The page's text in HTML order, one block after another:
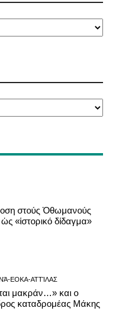
στούς Ὀθωμανούς
«ἱστορικό δίδαγμα»
ΕΟΚΑ-ΑΤΤΊΛΑΣ
μακράν…» και ο
καταδρομέας Μάκης